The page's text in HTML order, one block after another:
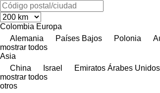
Colombia Europa
Alemania
Países Bajos Polonia
mostrar todos
Asia
China
Israel Emiratos Árabes Unidos
mostrar todos
otros